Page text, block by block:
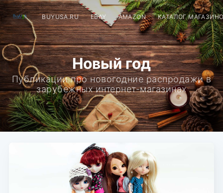
BUYUSA.RU EBAY AMAZON КАТАЛОГ
Новый год
Публикации про новогодние распродажи в
зарубежных интернет-магазинах